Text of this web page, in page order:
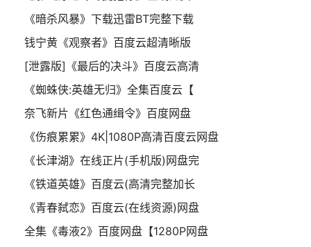
《暗杀风暴》下载迅雷BT完整下载
钱宁黄《观察者》百度云超清晰版
[泄露版]《最后的决斗》百度云高清
《蜘蛛侠:英雄无归》全集百度云【
奈飞新片《红色通缉令》百度网盘
《伤痕累累》4K|1080P高清百度云网盘
《长津湖》在线正片(手机版)网盘完
《铁道英雄》百度云(高清完整加长
《青春弑恋》百度云(在线资源)网盘
全集《毒液2》百度网盘【1280P网盘